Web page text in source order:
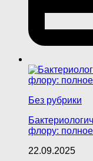
Без рубрики
флору:
22.09.2025